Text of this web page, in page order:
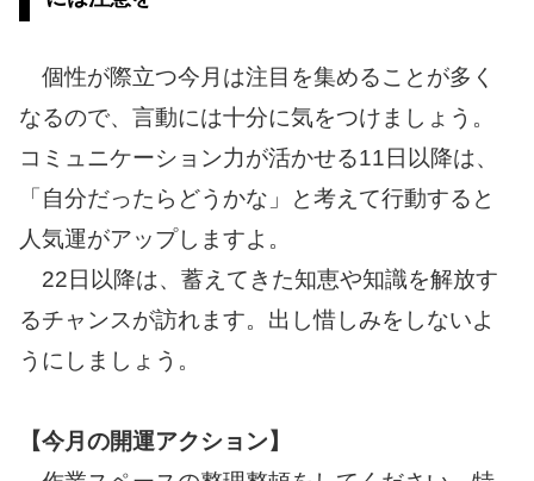
個性が際立つ今月は注目を集めることが多く
なるので、言動には十分に気をつけましょう。
コミュニケーション力が活かせる11日以降は、
「自分だったらどうかな」と考えて行動すると
人気運がアップしますよ。
22日以降は、蓄えてきた知恵や知識を解放す
るチャンスが訪れます。出し惜しみをしないよ
うにしましょう。
【今月の開運アクション】